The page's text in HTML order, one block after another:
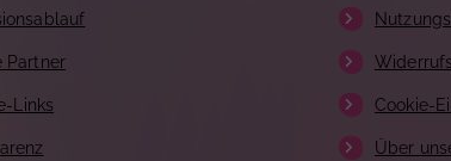
Partner
Links Cookie-
Über